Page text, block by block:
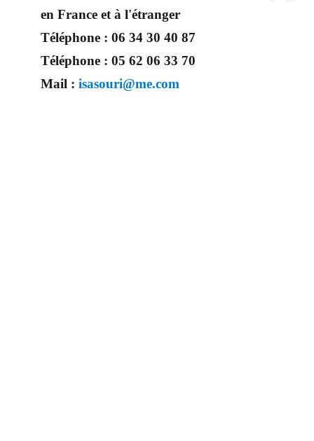
en France et à l'étranger
Téléphone : 06 34 30 40 87
Téléphone : 05 62 06 33 70
Mail : isasouri@me.com